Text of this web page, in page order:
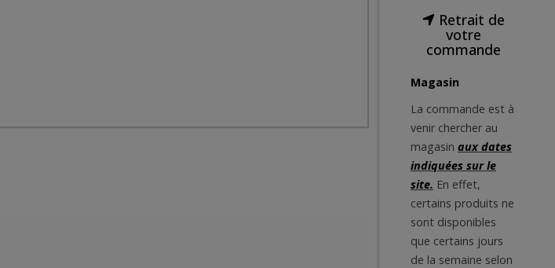
Retrait de
votre
commande
Magasin
La commande est à
venir chercher au
magasin aux dates
indiquées sur le
site. En effet,
certains produits ne
sont disponibles
que certains jours
de la semaine selon